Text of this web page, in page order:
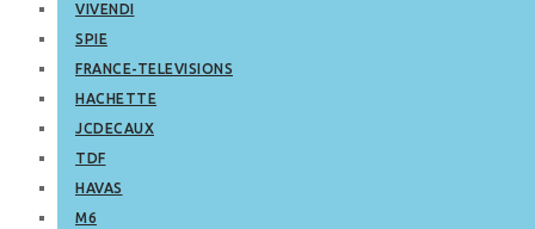
VIVENDI
SPIE
FRANCE-TELEVISIONS
HACHETTE
JCDECAUX
TDF
HAVAS
M6